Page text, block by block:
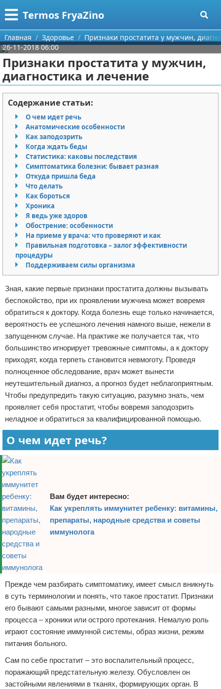
Termos FryaZino
Меню
Главная
Категории
Программирование
Дом и семья
Автомобили
Строительство и ремонт
Здоровье
Компьютеры
Личность
Поиск
О проекте
Контакты
Сотрудничество
Размещение рекламы
Для правообладателей
Условия предоставления информации
Отказ от ответственности
Главная Здоровье
Признаки простатита у мужчин,
26-11-2018 06:00
Признаки простатита у мужчин,
диагностика и лечение
Содержание статьи:
О чем идет речь
Анатомические особенности
Как заподозрить
Когда ждать беды
Статистика: каковы последствия
Симптоматика болезни: бывает разная
Откуда пришла беда
Что делать
Как бороться
Хроника
Я ведь уже здоров
Обострение: особенности
На приеме у врача: что проверяют и как
Правильная подготовка – залог эффективности
процедуры
Поддерживаем силы организма
Зная, какие первые признаки простатита должны вызывать
беспокойство, при их проявлении мужчина может вовремя
обратиться к доктору. Когда болезнь еще только начинается,
вероятность ее успешного лечения намного выше, нежели в
запущенном случае. На практике же получается так, что
большинство игнорирует тревожные симптомы, а к доктору
приходят, когда терпеть становится невмоготу. Проведя
полноценное обследование, врач может вынести
неутешительный диагноз, а прогноз будет неблагоприятным.
Чтобы предупредить такую ситуацию, разумно знать, чем
проявляет себя простатит, чтобы вовремя заподозрить
неладное и обратиться за квалифицированной помощью.
О чем идет речь?
Вам будет интересно:
Как укреплять иммунитет ребенку: витамины,
препараты, народные средства и советы
иммунолога
Прежде чем разбирать симптоматику, имеет смысл вникнуть
в суть терминологии и понять, что такое простатит. Признаки
его бывают самыми разными, многое зависит от формы
процесса – хроники или острого протекания. Немалую роль
играют состояние иммунной системы, образ жизни, режим
питания больного.
Сам по себе простатит – это воспалительный процесс,
поражающий предстательную железу. Обусловлен он
застойными явлениями в тканях, формирующих орган. В